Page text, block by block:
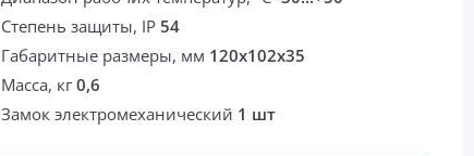
Степень защиты, IP54
Габаритные размеры, мм 120x102x35
Масса, кг0,6
Замок электромеханический 1 шт